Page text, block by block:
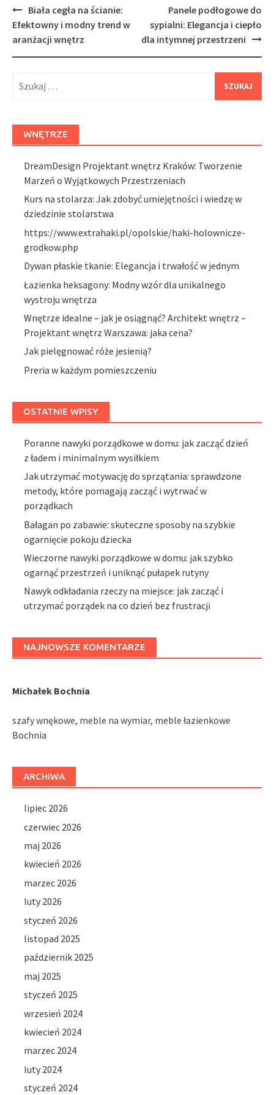
Post
navigation
Biała cegła na ścianie:
Efektowny i modny trend w
aranżacji wnętrz
Panele podłogowe do
sypialni: Elegancja i ciepło
dla intymnej przestrzeni
WNĘTRZE
DreamDesign Projektant wnętrz Kraków: Tworzenie
Marzeń o Wyjątkowych Przestrzeniach
Kurs na stolarza: Jak zdobyć umiejętności i wiedzę w
dziedzinie stolarstwa
https://www.extrahaki.pl/opolskie/haki-holownicze-
grodkow.php
Dywan płaskie tkanie: Elegancja i trwałość w jednym
Łazienka heksagony: Modny wzór dla unikalnego
wystroju wnętrza
Wnętrze idealne – jak je osiągnąć? Architekt wnętrz –
Projektant wnętrz Warszawa: jaka cena?
Jak pielęgnować róże jesienią?
Preria w każdym pomieszczeniu
OSTATNIE WPISY
Poranne nawyki porządkowe w domu: jak zacząć dzień
z ładem i minimalnym wysiłkiem
Jak utrzymać motywację do sprzątania: sprawdzone
metody, które pomagają zacząć i wytrwać w
porządkach
Bałagan po zabawie: skuteczne sposoby na szybkie
ogarnięcie pokoju dziecka
Wieczorne nawyki porządkowe w domu: jak szybko
ogarnąć przestrzeń i uniknąć pułapek rutyny
Nawyk odkładania rzeczy na miejsce: jak zacząć i
utrzymać porządek na co dzień bez frustracji
NAJNOWSZE KOMENTARZE
Michałek Bochnia
szafy wnękowe, meble na wymiar, meble łazienkowe
Bochnia
ARCHIWA
lipiec 2026
czerwiec 2026
maj 2026
kwiecień 2026
marzec 2026
luty 2026
styczeń 2026
listopad 2025
październik 2025
maj 2025
styczeń 2025
wrzesień 2024
kwiecień 2024
marzec 2024
luty 2024
styczeń 2024